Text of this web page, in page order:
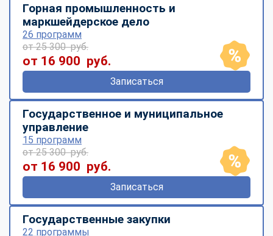
Горная промышленность и
маркшейдерское дело
26 программ
от 25 300 руб.
от 16 900 руб.
Записаться
Государственное и муниципальное
управление
15 программ
от 25 300 руб.
от 16 900 руб.
Записаться
Государственные закупки
22 программы